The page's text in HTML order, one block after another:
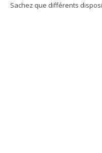
Sachez que différents